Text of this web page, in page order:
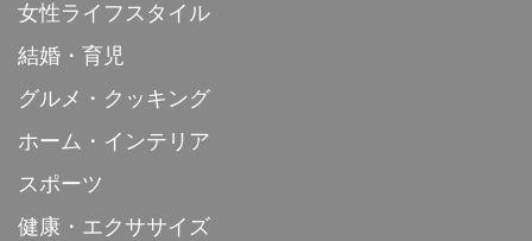
女性ライフスタイル
結婚・育児
グルメ・クッキング
ホーム・インテリア
スポーツ
健康・エクササイズ